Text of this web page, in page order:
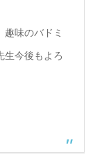
味のバドミ
生今後もよろ